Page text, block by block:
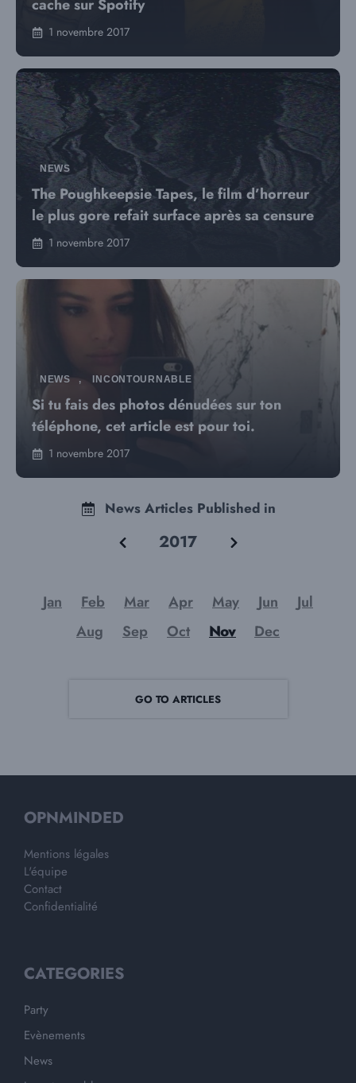
cache sur Spotify
1 novembre 2017
NEWS
The Poughkeepsie Tapes, le film d’horreur
le plus gore refait surface après sa censure
1 novembre 2017
NEWS , INCONTOURNABLE
Si tu fais des photos dénudées sur ton
téléphone, cet article est pour toi.
1 novembre 2017
News Articles Published in
2017
Jan Feb Mar Apr May Jun
Jul
Aug
Sep Oct Nov Dec
GO TO ARTICLES
OPNMINDED
Mentions légales
L'équipe
Contact
Confidentialité
CATEGORIES
Party
Evènements
News